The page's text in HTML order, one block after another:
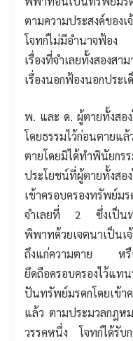
ตามความประสงค์ของเ
โจทก์ไม่มีอำนาจฟ้อง
เรื่องที่จำเลยทั้งสอง
เรื่องนอกฟ้องนอกประเ
พ. และ ด. ผู้ตายทั้งสอ
โดยธรรมไว้ก่อนตาย
ตายโดยมิได้ทำพินัยกร
ประโยชน์ที่ผู้ตายทั้งสอ
เข้าครอบครองทรัพย์
จำเลยที่ 2 ซึ่งเป็นทา
พิพาทด้วยเจตนาเป็นเ
ถึงแก่ความตาย หรือ
ยึดถือครอบครองไว้แท
ปันทรัพย์มรดกโดยเข้า
แล้ว ตามประมวลกฎ
วรรคหนึ่ง โจทก์ได้รั